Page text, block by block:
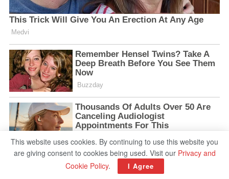
This website uses cookies. By continuing to use this website you
are giving consent to cookies being used. Visit our Privacy and
Cookie Policy. I Agree